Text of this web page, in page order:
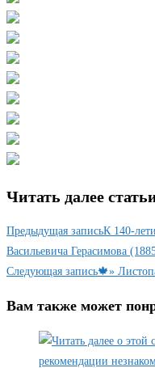
Читать далее
Предыдущая записьК 140-
Васильевича Герасимова
Следующая запись🍁»
Вам также может